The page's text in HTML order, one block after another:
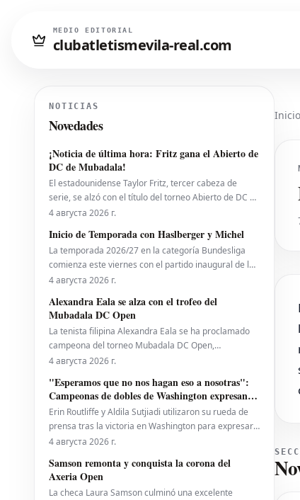
MEDIO EDITORIAL
clubatletismevila-real.com
Inicio
NOTICIAS
Novedades
¡Noticia de última hora: Fritz gana el Abierto de
DC de Mubadala!
El estadounidense Taylor Fritz, tercer cabeza de
serie, se alzó con el título del torneo Abierto de DC de
Mubadala el lunes por la noche, tras derrotar al
primer trofeo de la temporada 2026. Fritz,
actualmente número 10 del ranking mundial, habí
4 августа 2026 г.
Inicio de Temporada con Haslberger y Michel
La temporada 2026/27 en la categoría Bundesliga
comienza este viernes con el partido inaugural de la
2. Bundesliga entre el *VfL Bochum* y el *Hertha
Haslberger**, con la asistencia de **Tobias
Endriß** y **Martin Speckner**. **Tom Bauer** eje
4 августа 2026 г.
Alexandra Eala se alza con el trofeo del
Mubadala DC Open
La tenista filipina Alexandra Eala se ha proclamado
campeona del torneo Mubadala DC Open,
derrotando a la cabeza de serie número uno, la
4-6, 6-4, 6-0 en la noche del lunes. Eala, actualmente
en el puesto 28 del ranking mundial, demostró su
4 августа 2026 г.
"Esperamos que no nos hagan eso a nosotras":
Campeonas de dobles de Washington expresan
temor por los recortes propuestos por la ATP que
se extienden a la WTA
Erin Routliffe y Aldila Sutjiadi utilizaron su rueda de
prensa tras la victoria en Washington para expresar
su preocupación de que los recortes propuestos por
circuito femenino, a pesar de que elogiaron una
iniciativa separada de la ATP para colocar
4 августа 2026 г.
Samson remonta y conquista la corona del
Axeria Open
La checa Laura Samson culminó una excelente